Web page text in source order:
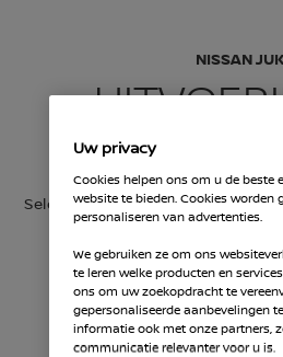
NISSAN
Selecteer en vergelijk
Selecteer in de lijst het juiste
en vergelijk maximaal 3
Uw privacy
Cookies helpen ons om u de beste
website te bieden. Cookies worden
personaliseren van advertenties.
We gebruiken ze om ons
te leren welke producten en
ons om uw zoekopdracht te
gepersonaliseerde aanbevelingen
informatie ook met onze partners,
communicatie relevanter voor u is.